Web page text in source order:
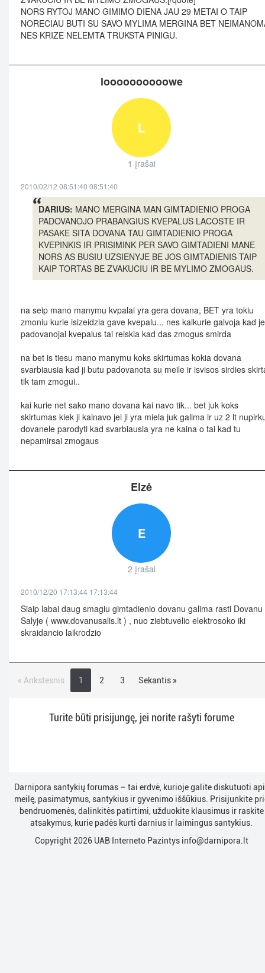
NORS RYTOJ MANO GIMIMO DIENA JAU 29 METAI O TAIP
NORECIAU BUTI SU SAVO MYLIMA MERGINA BET
NES KRIZE NELEMTA TRUKSTA PINIGU.
loooooooooowe
L
1 įrašai
2010/02/12 08:51:40 08:51:40
DARIUS: MANO MERGINA MAN GIMTADIENIO PROGA
PADOVANOJO PRABANGIUS KVEPALUS LACOSTE IR
PASAKE SITA DOVANA TAU GIMTADIENIO PROGA
KVEPINKIS IR PRISIMINK PER SAVO GIMTADIENI MANE
NORS AS BUSIU UZSIENYJE BE JOS GIMTADIENIS TAIP
KAIP TORTAS BE ZVAKUCIU IR BE MYLIMO ZMOGAUS.
na seip mano manymu kvpalai yra gera dovana, BET yra tokiu
zmoniu kurie isizeidzia gave kvepalu... nes kaikurie galvoja kad
padovanojai kvepalus tai reiskia kad das zmogus smirda
na bet is tiesu mano manymu koks skirtumas kokia dovana
svarbiausia kad ji butu padovanota su meile ir isvisos sirdies
tik tam zmogui..
kai kurie net sako mano dovana kai navo tik... bet juk koks
skirtumas kiek ji kainavo jei ji yra miela juk galima ir uz 2 lt
dovanele parodyti kad svarbiausia yra ne kaina o tai kad tu
nepamirsai zmogaus
Elzė
E
2 įrašai
2010/12/20 17:13:44 17:13:44
Siaip labai daug smagiu gimtadienio dovanu galima rasti Dovanu
Salyje ( www.dovanusalis.lt ) , nuo ziebtuvelio elektrosoko iki
skraidancio laikrodzio
« Ankstesnis 1 2 3 Sekantis »
Turite būti prisijungę, jei norite rašyti forume
Darnipora santykių forumas – tai erdvė, kurioje galite diskutuoti
meilę, pasimatymus, santykius ir gyvenimo iššūkius. Prisijunkite
bendruomenės, dalinkitės patirtimi, užduokite klausimus ir raskite
atsakymus, kurie padės kurti darnius ir laimingus santykius.
Copyright 2026 UAB Interneto Pazintys info@darnipora.lt